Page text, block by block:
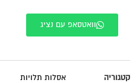
וואטסאפ עם נציג
קטגוריה אסלות תלויות